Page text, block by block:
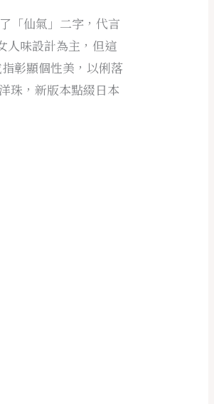
「仙氣」二字，代言
人味設計為主，但這
彰顯個性美，以俐落
珠，新版本點綴日本